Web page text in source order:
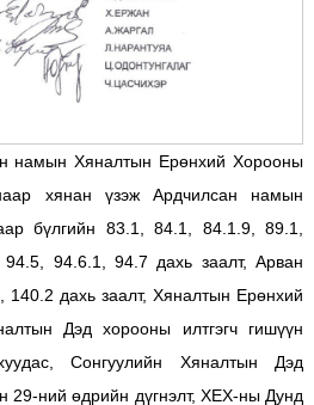
намын Хяналтын Ерөнхий Хорооны
хянан үзэж Ардчилсан намын
бүлгийн 83.1, 84.1, 84.1.9, 89.1,
94.6.1, 94.7 дахь заалт, Арван
140.2 дахь заалт, Хяналтын Ерөнхий
Дэд хорооны илтгэгч гишүүн
Сонгуулийн Хяналтын Дэд
ний өдрийн дүгнэлт, ХЕХ-ны Дунд